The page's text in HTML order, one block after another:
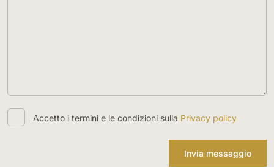
Accetto i termini e le condizioni sulla Privacy policy
Invia messaggio